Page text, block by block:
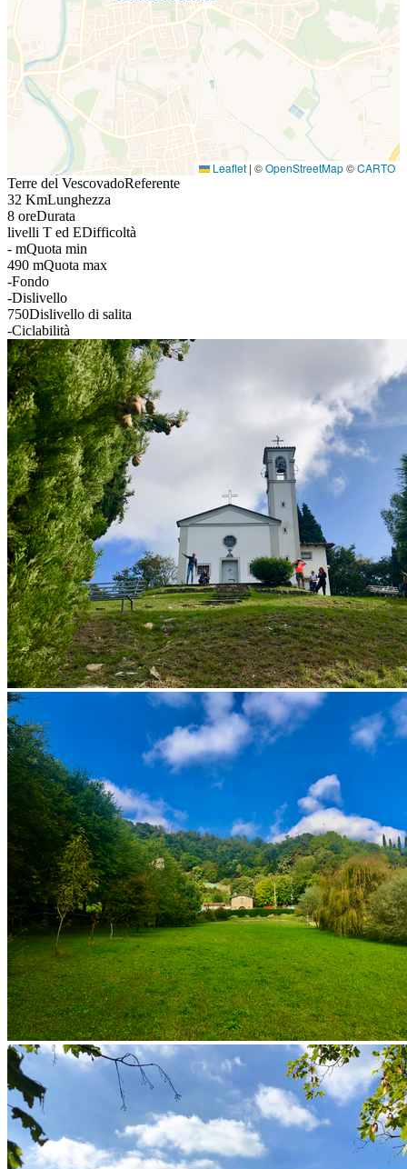
Leaflet | ©OpenStreetMap©CARTO
Terre del VescovadoReferente
32 KmLunghezza
8 oreDurata
livelli T ed EDifficoltà
- mQuota min
490 mQuota max
-Fondo
-Dislivello
750Dislivello di salita
-Ciclabilità